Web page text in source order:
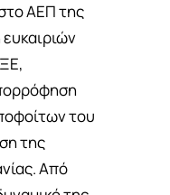
ΑΕΠ της
του
της
Από